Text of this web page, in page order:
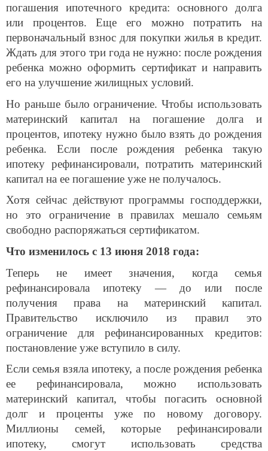
погашения ипотечного кредита: основного долга
или процентов. Еще его можно потратить на
первоначальный взнос для покупки жилья в кредит.
Ждать для этого три года не нужно: после рождения
ребенка можно оформить сертификат и направить
его на улучшение жилищных условий.
Но раньше было ограничение. Чтобы использовать
материнский капитал на погашение долга и
процентов, ипотеку нужно было взять до рождения
ребенка. Если после рождения ребенка такую
ипотеку рефинансировали, потратить материнский
капитал на ее погашение уже не получалось.
Хотя сейчас действуют программы господдержки,
но это ограничение в правилах мешало семьям
свободно распоряжаться сертификатом.
Что изменилось с 13 июня 2018 года:
Теперь не имеет значения, когда семья
рефинансировала ипотеку — до или после
получения права на материнский капитал.
Правительство исключило из правил это
ограничение для рефинансированных кредитов:
постановление уже вступило в силу.
Если семья взяла ипотеку, а после рождения ребенка
ее рефинансировала, можно использовать
материнский капитал, чтобы погасить основной
долг и проценты уже по новому договору.
Миллионы семей, которые рефинансировали
ипотеку, смогут использовать средства